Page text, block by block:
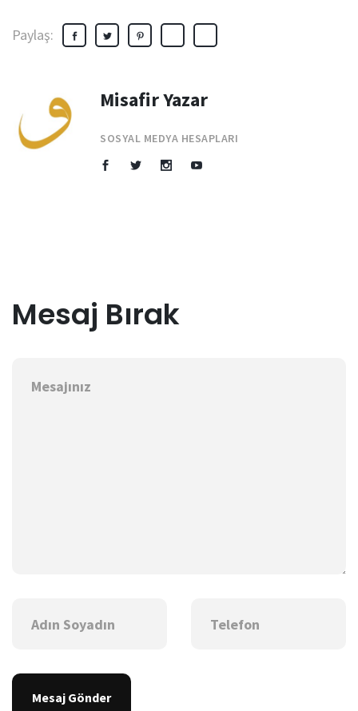
Paylaş:
Misafir Yazar
SOSYAL MEDYA HESAPLARI
Mesaj Bırak
Mesaj Gönder